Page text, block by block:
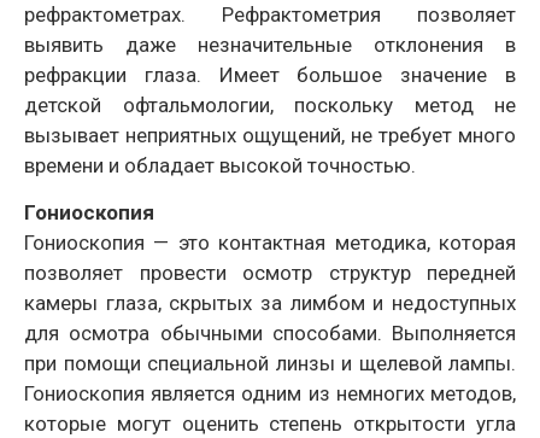
рефрактометрах. Рефрактометрия позволяет
выявить даже незначительные отклонения в
рефракции глаза. Имеет большое значение в
детской офтальмологии, поскольку метод не
вызывает неприятных ощущений, не требует много
времени и обладает высокой точностью.
Гониоскопия
Гониоскопия — это контактная методика, которая
позволяет провести осмотр структур передней
камеры глаза, скрытых за лимбом и недоступных
для осмотра обычными способами. Выполняется
при помощи специальной линзы и щелевой лампы.
Гониоскопия является одним из немногих методов,
которые могут оценить степень открытости угла